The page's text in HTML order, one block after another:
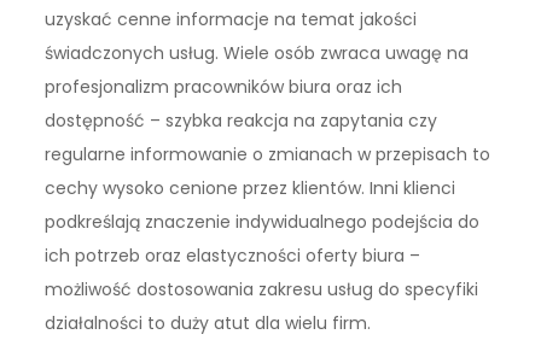
uzyskać cenne informacje na temat jakości
świadczonych usług. Wiele osób zwraca uwagę na
profesjonalizm pracowników biura oraz ich
dostępność – szybka reakcja na zapytania czy
regularne informowanie o zmianach w przepisach to
cechy wysoko cenione przez klientów. Inni klienci
podkreślają znaczenie indywidualnego podejścia do
ich potrzeb oraz elastyczności oferty biura –
możliwość dostosowania zakresu usług do specyfiki
działalności to duży atut dla wielu firm.